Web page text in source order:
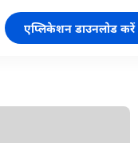
एप्लिकेशन डाउनलोड करें